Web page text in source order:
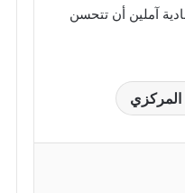
آملين أن تتحسن